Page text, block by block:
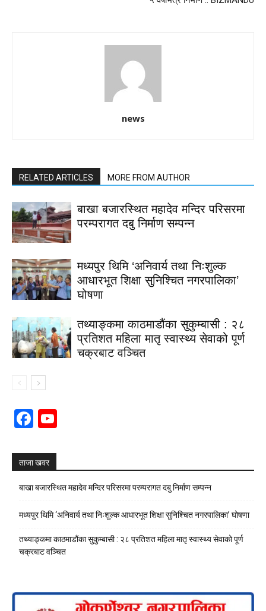
news
RELATED ARTICLES MORE FROM AUTHOR
बाखा बजारस्थित महादेव मन्दिर परिसरमा
परम्परागत दबु निर्माण सम्पन्न
मध्यपुर थिमि ‘अनिवार्य तथा निःशुल्क
आधारभूत शिक्षा सुनिश्चित नगरपालिका’
घोषणा
तथ्याङ्कमा काठमाडौंका सुकुम्बासी : २८
प्रतिशत महिला मातृ स्वास्थ्य सेवाको पूर्ण
चक्रबाट वञ्चित
Facebook
ताजा खवर
बाखा बजारस्थित महादेव मन्दिर परिसरमा परम्परागत दबु निर्माण सम्पन्न
मध्यपुर थिमि ‘अनिवार्य तथा निःशुल्क आधारभूत शिक्षा सुनिश्चित नगरपालिका’ घोषणा
तथ्याङ्कमा काठमाडौंका सुकुम्बासी : २८ प्रतिशत महिला मातृ स्वास्थ्य सेवाको पूर्ण
चक्रबाट वञ्चित